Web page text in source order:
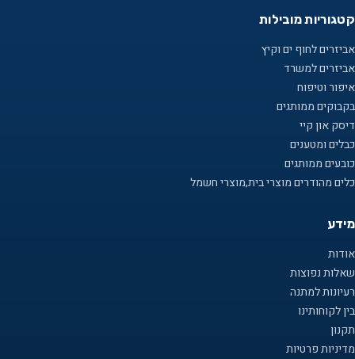
קטגוריות מובילות
אביזרים לחוף ים וקיץ
אביזרים למשרד
איפור וטיפוח
בקבוקים ממותגים
דיסק און קיי
כבלים ומטענים
כובעים ממותגים
כלים מהודרים מוצרי בית,מוצרי חשמל
מידע
אודות
שאלות נפוצות
רעיונות למתנה
בין לקוחותינו
תקנון
מדיניות פרטיות